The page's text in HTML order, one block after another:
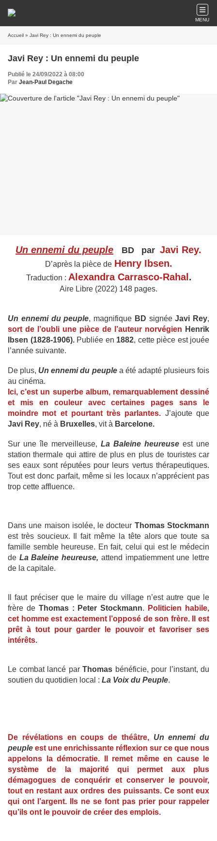
MENU
Accueil » Javi Rey : Un ennemi du peuple
Javi Rey : Un ennemi du peuple
Publié le 24/09/2022 à 08:00
Par Jean-Paul Degache
Un ennemi du peuple BD par Javi Rey.
D’après la pièce de Henry Ibsen.
Traduction : Alexandra Carrasco-Rahal .
Aire Libre (2022) 148 pages.
Un ennemi du peuple, magnifique BD signéeJavi Rey,
sort de l’oubli une pièce de l’auteur norvégien Henrik
Ibsen (1828-1906).Publiée en 1882, cette pièce est jouée
l’année suivante.
De plus, Un ennemi du peuplea été adapté plusieurs fois
au cinéma.
Ici, c’est un superbe album, remarquablement dessiné
et mis en couleur avec certaines pages sans le
moindre mot et pourtant très parlantes. J’ajoute que
Javi Rey, né à Bruxelles, vit à Barcelone.
Sur une île merveilleuse, La Baleine heureuse est une
station thermale qui attire de plus en plus de touristes car
ses eaux sont réputées pour leurs vertus thérapeutiques.
Tout est donc parfait, même si les locaux n’apprécient pas
trop cette affluence.
Dans une maison isolée, le docteur Thomas Stockmann
est très soucieux. Il fait même la tête alors que toute sa
famille semble heureuse. En fait, celui qui est le médecin
de La Baleine heureuse, attend impatiemment une lettre
de la capitale.
Il faut préciser que le maire du village n’est autre que le
frère de Thomas : Peter Stockmann.
Politicien habile,
cet homme est exactement l’opposé de son frère. Il est
prêt à tout pour garder le pouvoir et favoriser ses
intérêts.
Le combat lancé par Thomas bénéficie, pour l’instant, du
soutien du quotidien local : La Voix du Peuple.
De révélations en coups de théâtre,
Un ennemi du
peuple est une enrichissante réflexion sur ce que nous
appelons la démocratie. Il remet même en cause le
système de la majorité qui permet aux plus
démagogues de conquérir et conserver le pouvoir,
tout en restant aux ordres des puissants. Ce sont eux
qui ont l’argent. Ils ne se font pas prier pour rappeler
qu’ils ont le pouvoir de créer des emplois.